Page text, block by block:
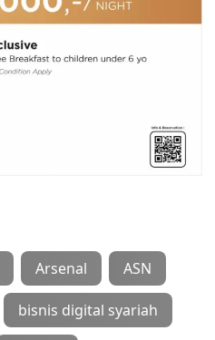
Arsenal ASN
bisnis digital syariah